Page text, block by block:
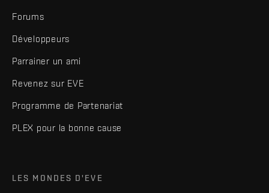
Forums
Développeurs
Parrainer un ami
Revenez sur EVE
Programme de Partenariat
PLEX pour la bonne cause
LES MONDES D'EVE